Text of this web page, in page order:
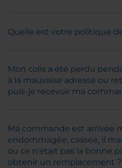
Quelle est votre politique
Mon colis a été perdu
à la mauvaise adresse ou
puis-je recevoir ma
Ma commande est arrivée
endommagée, cassée, il
ou ce n'était pas la bonne
obtenir un remplacement ?